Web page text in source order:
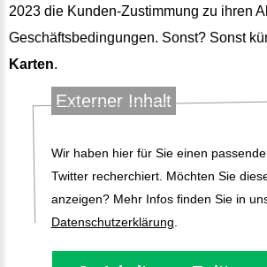
2023 die Kunden-Zustimmung zu ihren
Geschäftsbedingungen. Sonst? Sonst
Karten.
Externer Inhalt
Wir haben hier für Sie einen
Twitter recherchiert. Möchten Sie
anzeigen? Mehr Infos finden Sie in
Datenschutzerklärung